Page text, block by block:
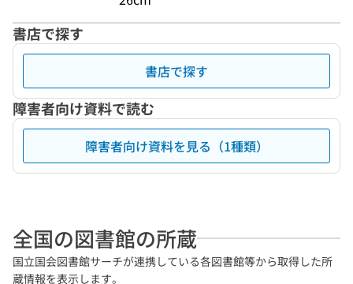
書店で探す
書店で探す
障害者向け資料で読む
障害者向け資料を見る（1種類）
全国の図書館の所蔵
国立国会図書館サーチが連携している各図書館等から取得した所
蔵情報を表示します。